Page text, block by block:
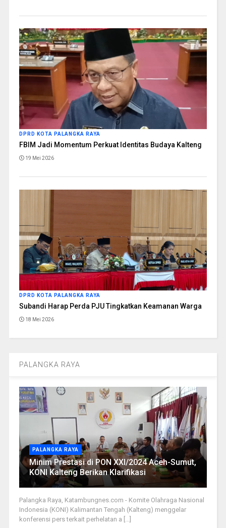
DPRD KOTA PALANGKA RAYA
FBIM Jadi Momentum Perkuat Identitas Budaya Kalteng
19 Mei 2026
DPRD KOTA PALANGKA RAYA
Subandi Harap Perda PJU Tingkatkan Keamanan Warga
18 Mei 2026
PALANGKA RAYA
PALANGKA RAYA
Minim Prestasi di PON XXI/2024 Aceh-Sumut,
KONI Kalteng Berikan Klarifikasi
Palangka Raya, Katambungnes.com - Komite Olahraga Nasional
Indonesia (KONI) Kalimantan Tengah (Kalteng) menggelar
konferensi pers terkait perhelatan a [...]